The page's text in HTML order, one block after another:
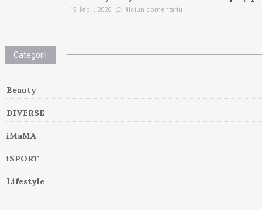
15. feb. , 2026 Niciun comentariu
Categorii
Beauty
DIVERSE
iMaMA
iSPORT
Lifestyle